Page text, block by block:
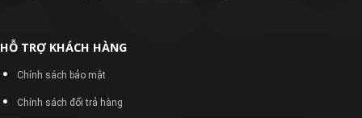
HỖ TRỢ KHÁCH HÀNG
Chính sách bảo mật
Chính sách đổi trả hàng